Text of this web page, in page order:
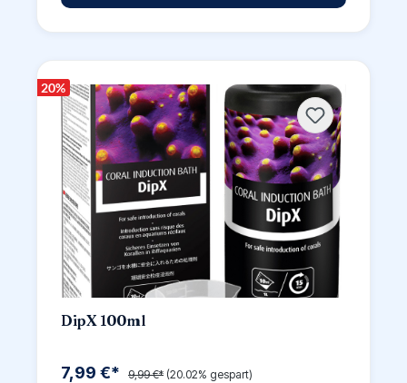
20%
DipX 100ml
7,99 €* 9,99 €* (20.02% gespart)